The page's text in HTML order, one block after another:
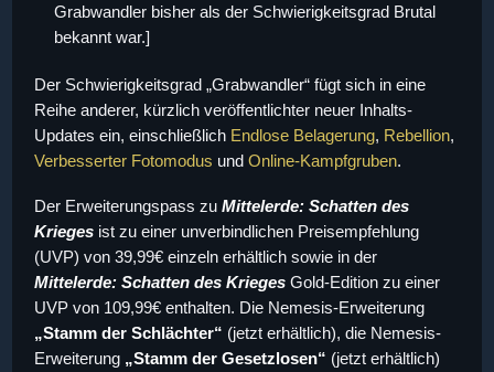
Grabwandler bisher als der Schwierigkeitsgrad Brutal
bekannt war.]
Der Schwierigkeitsgrad „Grabwandler“ fügt sich in eine
Reihe anderer, kürzlich veröffentlichter neuer Inhalts-
Updates ein, einschließlich Endlose Belagerung, Rebellion,
Verbesserter Fotomodus und Online-Kampfgruben.
Der Erweiterungspass zu Mittelerde: Schatten des
Krieges ist zu einer unverbindlichen Preisempfehlung
(UVP) von 39,99€ einzeln erhältlich sowie in der
Mittelerde: Schatten des Krieges Gold-Edition zu einer
UVP von 109,99€ enthalten. Die Nemesis-Erweiterung
„Stamm der Schlächter“ (jetzt erhältlich), die Nemesis-
Erweiterung „Stamm der Gesetzlosen“ (jetzt erhältlich)